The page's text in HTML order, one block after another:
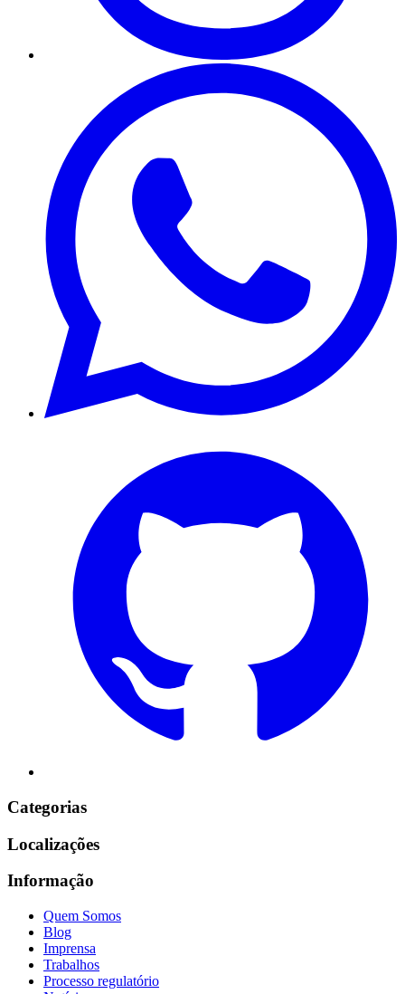
Categorias
Localizações
Informação
Quem Somos
Blog
Imprensa
Trabalhos
Processo regulatório